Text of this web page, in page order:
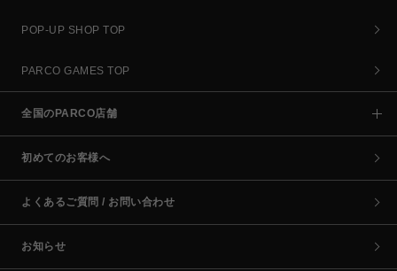
POP-UP SHOP TOP
PARCO GAMES TOP
全国のPARCO店舗
初めてのお客様へ
よくあるご質問 / お問い合わせ
お知らせ